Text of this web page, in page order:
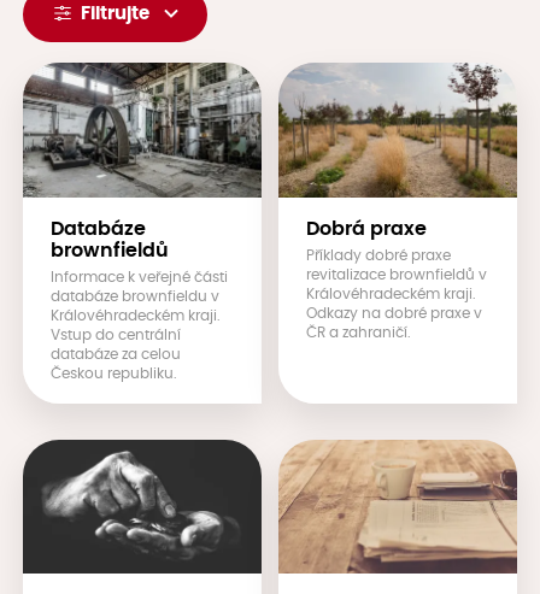
Filtrujte
Databáze
brownfieldů
Informace k veřejné části
databáze brownfieldu v
Královéhradeckém kraji.
Vstup do centrální
databáze za celou
Českou republiku.
Dobrá praxe
Příklady dobré praxe
revitalizace brownfieldů v
Královéhradeckém kraji.
Odkazy na dobré praxe v
ČR a zahraničí.